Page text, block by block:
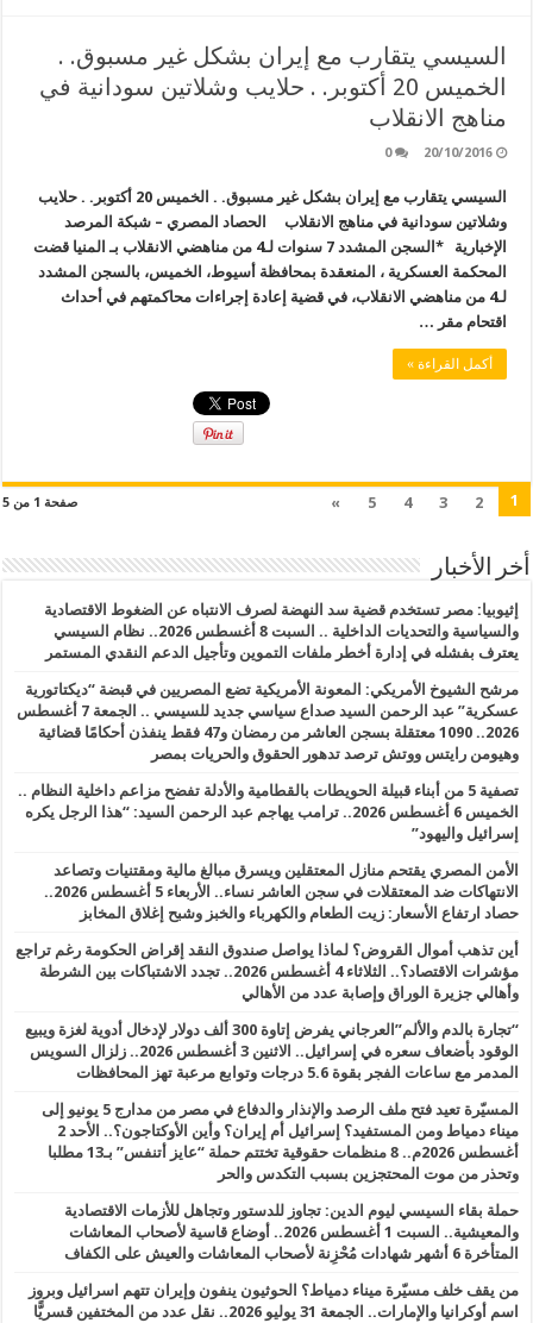
السيسي يتقارب مع إيران بشكل غير مسبوق. .
الخميس 20 أكتوبر. . حلايب وشلاتين سودانية في
مناهج الانقلاب
20/10/2016
0
السيسي يتقارب مع إيران بشكل غير مسبوق. . الخميس 20 أكتوبر. . حلايب
وشلاتين سودانية في مناهج الانقلاب الحصاد المصري – شبكة المرصد
الإخبارية *السجن المشدد 7 سنوات لـ4 من مناهضي الانقلاب بـ المنيا قضت
المحكمة العسكرية ، المنعقدة بمحافظة أسيوط، الخميس، بالسجن المشدد
لـ4 من مناهضي الانقلاب، في قضية إعادة إجراءات محاكمتهم في أحداث
اقتحام مقر …
أكمل القراءة »
صفحة 1 من 5 1
2
3
4
5
»
أخر الأخبار
إثيوبيا: مصر تستخدم قضية سد النهضة لصرف الانتباه عن الضغوط الاقتصادية
والسياسية والتحديات الداخلية .. السبت 8 أغسطس 2026.. نظام السيسي
يعترف بفشله في إدارة أخطر ملفات التموين وتأجيل الدعم النقدي المستمر
مرشح الشيوخ الأمريكي: المعونة الأمريكية تضع المصريين في قبضة “ديكتاتورية
عسكرية” عبد الرحمن السيد صداع سياسي جديد للسيسي .. الجمعة 7 أغسطس
2026.. 1090 معتقلة بسجن العاشر من رمضان و47 فقط ينفذن أحكامًا قضائية
وهيومن رايتس ووتش ترصد تدهور الحقوق والحريات بمصر
تصفية 5 من أبناء قبيلة الحويطات بالقطامية والأدلة تفضح مزاعم داخلية النظام ..
الخميس 6 أغسطس 2026.. ترامب يهاجم عبد الرحمن السيد: “هذا الرجل يكره
إسرائيل واليهود”
الأمن المصري يقتحم منازل المعتقلين ويسرق مبالغ مالية ومقتنيات وتصاعد
الانتهاكات ضد المعتقلات في سجن العاشر نساء.. الأربعاء 5 أغسطس 2026..
حصاد ارتفاع الأسعار: زيت الطعام والكهرباء والخبز وشبح إغلاق المخابز
أين تذهب أموال القروض؟ لماذا يواصل صندوق النقد إقراض الحكومة رغم تراجع
مؤشرات الاقتصاد؟.. الثلاثاء 4 أغسطس 2026.. تجدد الاشتباكات بين الشرطة
وأهالي جزيرة الوراق وإصابة عدد من الأهالي
“تجارة بالدم والألم”العرجاني يفرض إتاوة 300 ألف دولار لإدخال أدوية لغزة ويبيع
الوقود بأضعاف سعره في إسرائيل.. الاثنين 3 أغسطس 2026.. زلزال السويس
المدمر مع ساعات الفجر بقوة 5.6 درجات وتوابع مرعبة تهز المحافظات
المسيّرة تعيد فتح ملف الرصد والإنذار والدفاع في مصر من مدارج 5 يونيو إلى
ميناء دمياط ومن المستفيد؟ إسرائيل أم إيران؟ وأين الأوكتاجون؟.. الأحد 2
أغسطس 2026م.. 8 منظمات حقوقية تختتم حملة “عايز أتنفس” بـ13 مطلبا
وتحذر من موت المحتجزين بسبب التكدس والحر
حملة بقاء السيسي ليوم الدين: تجاوز للدستور وتجاهل للأزمات الاقتصادية
والمعيشية.. السبت 1 أغسطس 2026.. أوضاع قاسية لأصحاب المعاشات
المتأخرة 6 أشهر شهادات مُحْزِنة لأصحاب المعاشات والعيش على الكفاف
من يقف خلف مسيّرة ميناء دمياط؟ الحوثيون ينفون وإيران تتهم اسرائيل وبروز
اسم أوكرانيا والإمارات.. الجمعة 31 يوليو 2026.. نقل عدد من المختفين قسريًّا